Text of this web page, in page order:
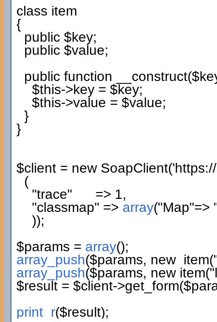
class item
{
public $key;
public $value;
public function __construct(
$this->key= $key;
$this->value = $value;
}
}
$client= newSoapClient(
(
"trace" => 1,
"classmap" => array("Map"=>
));
$params = array();
array_push($params, newitem(
array_push($params, newitem(
$result= $client->get_form(
print_r($result);